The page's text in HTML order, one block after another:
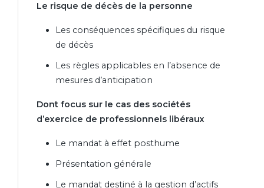
Le risque de décès de la personne
Les conséquences spécifiques du risque
de décès
Les règles applicables en l’absence de
mesures d’anticipation
Dont focus sur le cas des sociétés
d’exercice de professionnels libéraux
Le mandat à effet posthume
Présentation générale
Le mandat destiné à la gestion d’actifs